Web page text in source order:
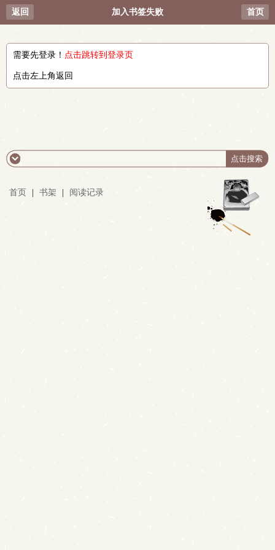
返回 加入书签失败 首页
需要先登录！ 点击跳转到登录页
点击左上角返回
首页 书架 阅读记录